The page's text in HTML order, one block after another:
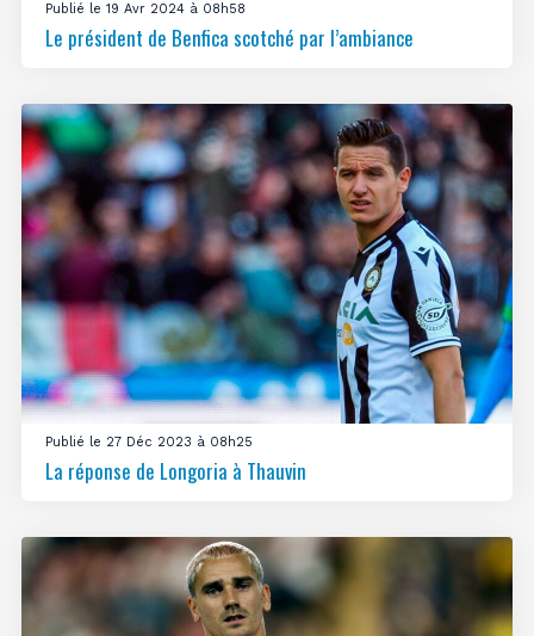
Publié le 19 Avr 2024 à 08h58
Le président de Benfica scotché par l’ambiance
Publié le 27 Déc 2023 à 08h25
La réponse de Longoria à Thauvin